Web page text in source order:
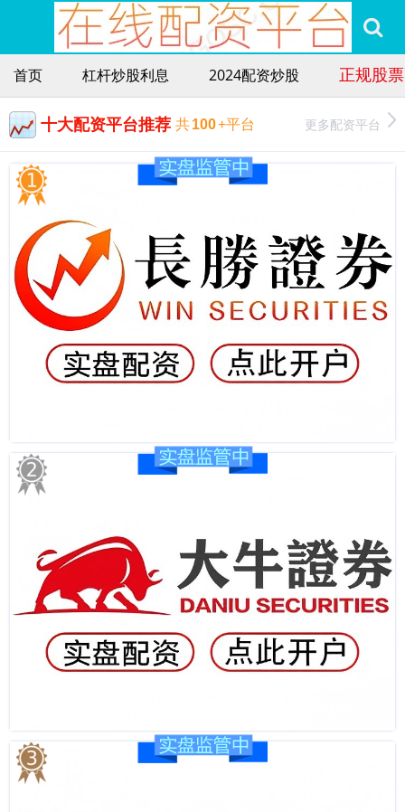
首页 杠杆炒股利息 2024配资炒股 正规股
十大配资平台推荐 共100+平台 更多配资平台